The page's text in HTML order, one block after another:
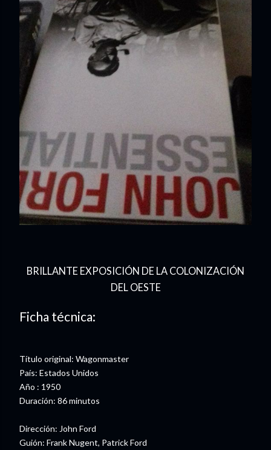
BRILLANTE EXPOSICIÓN DE LA COLONIZACIÓN
DEL OESTE
Ficha técnica:
Título original: Wagonmaster
País: Estados Unidos
Año : 1950
Duración: 86 minutos
Dirección: John Ford
Guión: Frank Nugent, Patrick Ford